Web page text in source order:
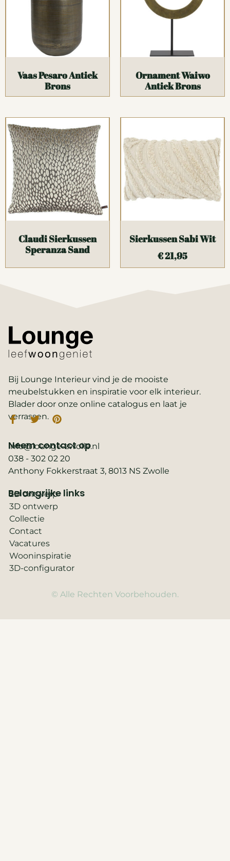
Vaas Pesaro Antiek
Brons
Ornament Waiwo
Antiek Brons
Claudi Sierkussen
Speranza Sand
Sierkussen Sabi Wit
€21,95
Bij Lounge Interieur vind je de mooiste
meubelstukken en inspiratie voor elk interieur.
Blader door onze online catalogus en laat je
verrassen.
Belangrijke links
2D ontwerp
3D ontwerp
Collectie
Contact
Vacatures
Wooninspiratie
3D-configurator
Neem contact op
info@lounge-zwolle.nl
038 - 302 02 20
Anthony Fokkerstraat 3, 8013 NS Zwolle
© Alle Rechten Voorbehouden.